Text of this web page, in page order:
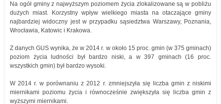
Na ogół gminy z najwyższym poziomem życia zlokalizowane są w pobliżu
dużych miast. Korzystny wpływ wielkiego miasta na otaczające gminy
najbardziej widoczny jest w przypadku sąsiedztwa Warszawy, Poznania,
Wrocławia, Katowic i Krakowa.
Z danych GUS wynika, że w 2014 r. w około 15 proc. gmin (w 375 gminach)
poziom życia ludności był bardzo niski, a w 397 gminach (16 proc.
wszystkich gmin) był bardzo wysoki.
W 2014 r. w porównaniu z 2012 r. zmniejszyła się liczba gmin z niskimi
miernikami poziomu życia i równocześnie zwiększyła się liczba gmin z
wyższymi miernikami.